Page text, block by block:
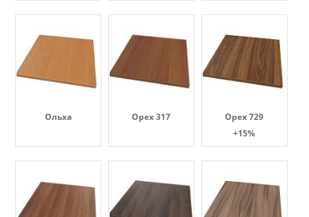
Ольха Орех 317
Орех 729
+15%